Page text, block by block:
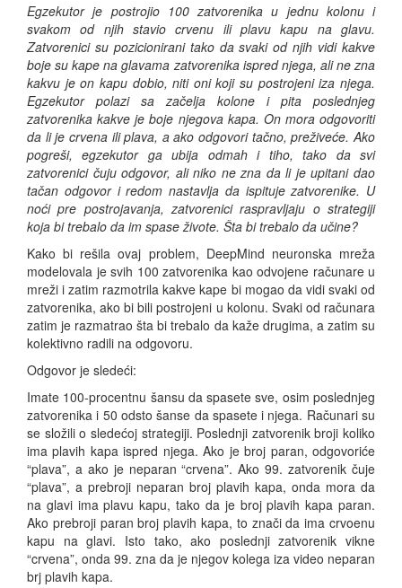
Egzekutor je postrojio 100 zatvorenika u jednu kolonu i
svakom od njih stavio crvenu ili plavu kapu na glavu.
Zatvorenici su pozicionirani tako da svaki od njih vidi kakve
boje su kape na glavama zatvorenika ispred njega, ali ne zna
kakvu je on kapu dobio, niti oni koji su postrojeni iza njega.
Egzekutor polazi sa začelja kolone i pita poslednjeg
zatvorenika kakve je boje njegova kapa. On mora odgovoriti
da li je crvena ili plava, a ako odgovori tačno, preživeće. Ako
pogreši, egzekutor ga ubija odmah i tiho, tako da svi
zatvorenici čuju odgovor, ali niko ne zna da li je upitani dao
tačan odgovor i redom nastavlja da ispituje zatvorenike. U
noći pre postrojavanja, zatvorenici raspravljaju o strategiji
koja bi trebalo da im spase živote. Šta bi trebalo da učine?
Kako bi rešila ovaj problem, DeepMind neuronska mreža
modelovala je svih 100 zatvorenika kao odvojene računare u
mreži i zatim razmotrila kakve kape bi mogao da vidi svaki od
zatvorenika, ako bi bili postrojeni u kolonu. Svaki od računara
zatim je razmatrao šta bi trebalo da kaže drugima, a zatim su
kolektivno radili na odgovoru.
Odgovor je sledeći:
Imate 100-procentnu šansu da spasete sve, osim poslednjeg
zatvorenika i 50 odsto šanse da spasete i njega. Računari su
se složili o sledećoj strategiji. Poslednji zatvorenik broji koliko
ima plavih kapa ispred njega. Ako je broj paran, odgovoriće
“plava”, a ako je neparan “crvena”. Ako 99. zatvorenik čuje
“plava”, a prebroji neparan broj plavih kapa, onda mora da
na glavi ima plavu kapu, tako da je broj plavih kapa paran.
Ako prebroji paran broj plavih kapa, to znači da ima crvoenu
kapu na glavi. Isto tako, ako poslednji zatvorenik vikne
“crvena”, onda 99. zna da je njegov kolega iza video neparan
brj plavih kapa.